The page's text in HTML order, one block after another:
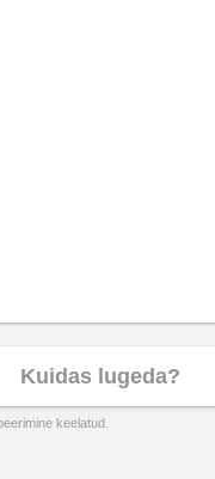
Kuidas lugeda?
keelatud.